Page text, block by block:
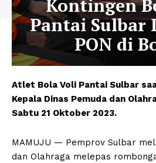
Kontingen
Pantai Sulbar
PON di
Atlet Bola Voli Pantai Sulbar
Kepala Dinas Pemuda dan
Sabtu 21 Oktober 2023.
MAMUJU — Pemprov Sulbar
dan Olahraga melepas